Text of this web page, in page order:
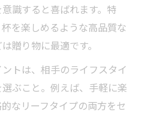
識すると喜ばれます。特
を楽しめるような高品質な
贈り物に最適です。
トは、相手のライフスタイ
ぶこと。例えば、手軽に楽
なリーフタイプの両方をセ